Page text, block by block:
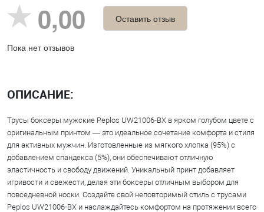
0,00
Пока нет отзывов
Оставить отзыв
ОПИСАНИЕ:
Трусы боксеры мужские Peplos UW21006-BX в ярком голубом цвете с
оригинальным принтом — это идеальное сочетание комфорта и стиля
для активных мужчин. Изготовленные из мягкого хлопка (95%) с
добавлением спандекса (5%), они обеспечивают отличную
эластичность и свободу движений. Уникальный принт добавляет
игривости и свежести, делая эти боксеры отличным выбором для
повседневной носки. Создайте свой неповторимый стиль с трусами
Peplos UW21006-BX и наслаждайтесь комфортом на протяжении всего